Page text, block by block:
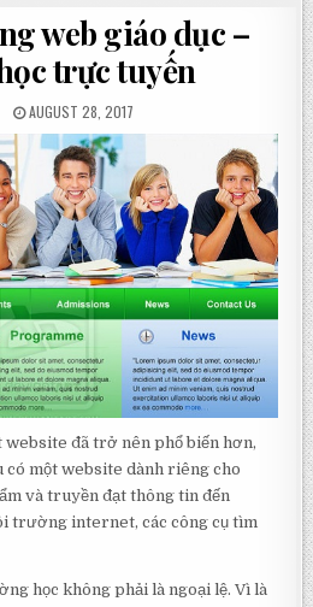
web giáo dục –
trực tuyến
POSTED
ON
AUGUST 28, 2017
website đã trở nên phổ biến hơn,
có một website dành riêng cho
và truyền đạt thông tin đến
trường internet, các công cụ tìm
học không phải là ngoại lệ. Vì là